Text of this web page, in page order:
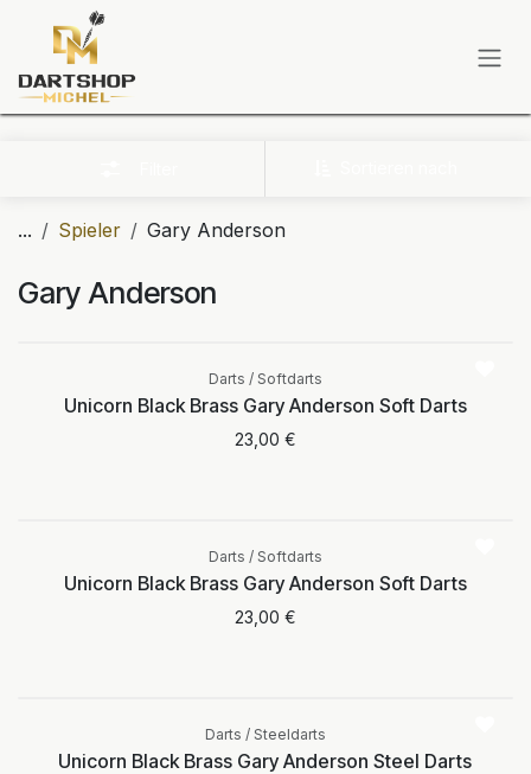
Zum Inhalt springen
... Spieler Gary Anderson
Gary Anderson
Darts / Softdarts
Unicorn Black Brass Gary Anderson Soft Darts
23,00 €
Darts / Softdarts
Unicorn Black Brass Gary Anderson Soft Darts
23,00 €
Darts / Steeldarts
Unicorn Black Brass Gary Anderson Steel Darts